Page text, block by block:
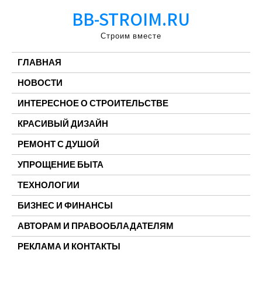
BB-STROIM.RU
Строим вместе
ГЛАВНАЯ
НОВОСТИ
ИНТЕРЕСНОЕ О СТРОИТЕЛЬСТВЕ
КРАСИВЫЙ ДИЗАЙН
РЕМОНТ С ДУШОЙ
УПРОЩЕНИЕ БЫТА
ТЕХНОЛОГИИ
БИЗНЕС И ФИНАНСЫ
АВТОРАМ И ПРАВООБЛАДАТЕЛЯМ
РЕКЛАМА И КОНТАКТЫ